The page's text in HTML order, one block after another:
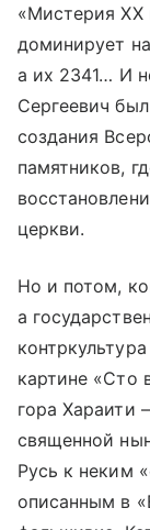
«Мистерия XX
доминирует
а их 2341… И
Сергеевич
создания
памятников,
церкви.
Но и потом,
а
картине «Сто
гора Хараити
священной
Русь к неким
описанным в